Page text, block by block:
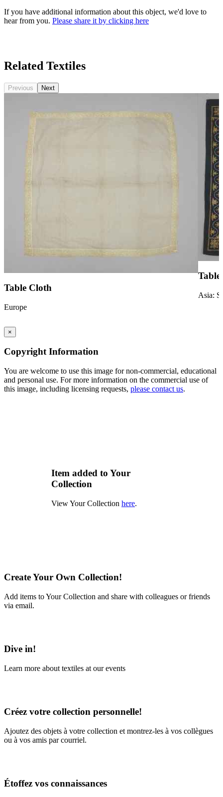
If you have additional information about this object, we'd love to
hear from you. Please share it by clicking here
Related Textiles
Previous Next
Table Cloth
Europe
Asia:
×
Copyright Information
You are welcome to use this image for non-commercial, educational
and personal use. For more information on the commercial use of
this image, including licensing requests, please contact us.
Item added to Your
Collection
View Your Collection here.
Create Your Own Collection!
Add items to Your Collection and share with colleagues or friends
via email.
Dive in!
Learn more about textiles at our events
Créez votre collection personnelle!
Ajoutez des objets à votre collection et montrez-les à vos collègues
ou à vos amis par courriel.
Étoffez vos connaissances